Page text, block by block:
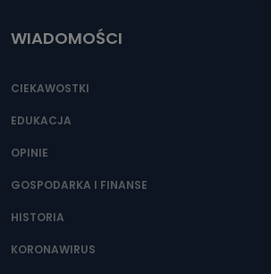
WIADOMOŚCI
CIEKAWOSTKI
EDUKACJA
OPINIE
GOSPODARKA I FINANSE
HISTORIA
KORONAWIRUS